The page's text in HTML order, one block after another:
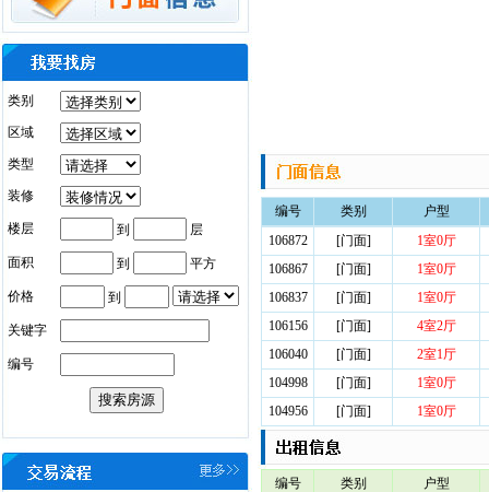
类别
区域
类型
装修
楼层 到 层
面积 到 平方
价格 到
关键字
编号
编号 类别
户型
106872
[门面]
1室0厅
106867
[门面]
1室0厅
106837
[门面]
1室0厅
106156
[门面]
4室2厅
106040
[门面]
2室1厅
104998
[门面]
1室0厅
104956
[门面] 1室0厅
编号 类别
户型